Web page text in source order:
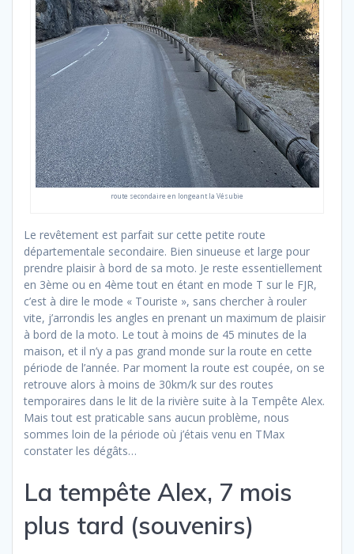
route secondaire en longeant la Vésubie
Le revêtement est parfait sur cette petite route
départementale secondaire. Bien sinueuse et large pour
prendre plaisir à bord de sa moto. Je reste essentiellement
en 3ème ou en 4ème tout en étant en mode T sur le FJR,
c’est à dire le mode « Touriste », sans chercher à rouler
vite, j’arrondis les angles en prenant un maximum de plaisir
à bord de la moto. Le tout à moins de 45 minutes de la
maison, et il n’y a pas grand monde sur la route en cette
période de l’année. Par moment la route est coupée, on se
retrouve alors à moins de 30km/k sur des routes
temporaires dans le lit de la rivière suite à la Tempête Alex.
Mais tout est praticable sans aucun problème, nous
sommes loin de la période où j’étais venu en TMax
constater les dégâts…
La tempête Alex, 7 mois
plus tard (souvenirs)